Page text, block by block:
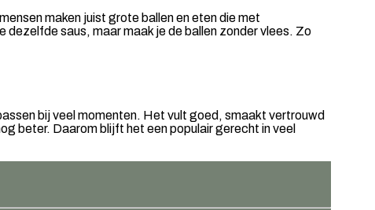
maken juist grote ballen en eten die met
saus, maar maak je de ballen zonder vlees. Zo
bij veel momenten. Het vult goed, smaakt vertrouwd
beter. Daarom blijft het een populair gerecht in veel